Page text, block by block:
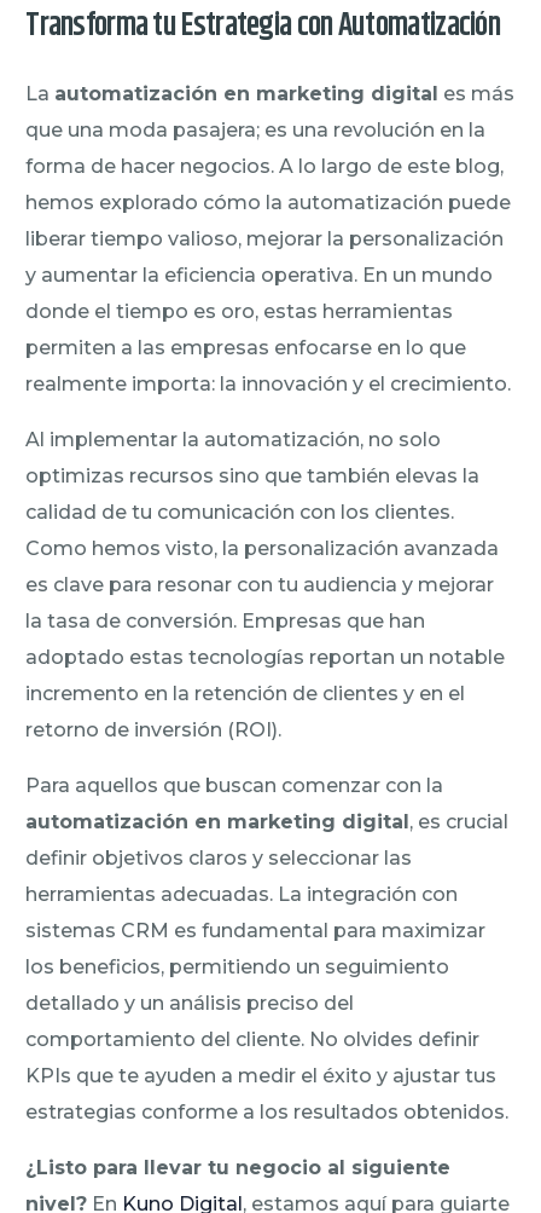
Transforma tu Estrategia con Automatización
La automatización en marketing digital es más
que una moda pasajera; es una revolución en la
forma de hacer negocios. A lo largo de este blog,
hemos explorado cómo la automatización puede
liberar tiempo valioso, mejorar la personalización
y aumentar la eficiencia operativa. En un mundo
donde el tiempo es oro, estas herramientas
permiten a las empresas enfocarse en lo que
realmente importa: la innovación y el crecimiento.
Al implementar la automatización, no solo
optimizas recursos sino que también elevas la
calidad de tu comunicación con los clientes.
Como hemos visto, la personalización avanzada
es clave para resonar con tu audiencia y mejorar
la tasa de conversión. Empresas que han
adoptado estas tecnologías reportan un notable
incremento en la retención de clientes y en el
retorno de inversión (ROI).
Para aquellos que buscan comenzar con la
automatización en marketing digital, es crucial
definir objetivos claros y seleccionar las
herramientas adecuadas. La integración con
sistemas CRM es fundamental para maximizar
los beneficios, permitiendo un seguimiento
detallado y un análisis preciso del
comportamiento del cliente. No olvides definir
KPIs que te ayuden a medir el éxito y ajustar tus
estrategias conforme a los resultados obtenidos.
¿Listo para llevar tu negocio al siguiente
nivel? En Kuno Digital, estamos aquí para guiarte